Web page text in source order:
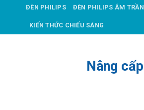
ĐÈN PHILIPS ĐÈN PHILIPS ÂM TRẦN
KIẾN THỨC CHIẾU SÁNG
Nâng